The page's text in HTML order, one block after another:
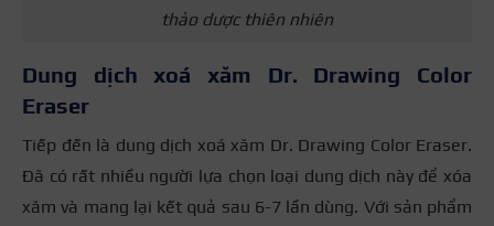
thảo dược thiên nhiên
Dung dịch xoá xăm Dr. Drawing Color
Eraser
Tiếp đến là dung dịch xoá xăm Dr. Drawing Color Eraser.
Đã có rất nhiều người lựa chọn loại dung dịch này để xóa
xăm và mang lại kết quả sau 6-7 lần dùng. Với sản phẩm